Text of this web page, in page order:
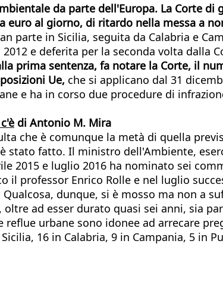
da parte dell'Europa. La Corte di
euro al giorno, di ritardo nella messa a
parte in Sicilia, seguita da Calabria e
e deferita per la seconda volta
prima sentenza, fa notare la Corte, il
Ue, che si applicano dal 31
e ha in corso due procedure di
di Antonio M. Mira
che è comunque la metà di quella
stato fatto. Il ministro dell'Ambiente,
2015 e luglio 2016 ha nominato sei
il professor Enrico Rolle e nel luglio
dunque, si è mosso ma non a
ad esser durato quasi sei anni, sia
urbane sono idonee ad arrecare
16 in Calabria, 9 in Campania, 5 in